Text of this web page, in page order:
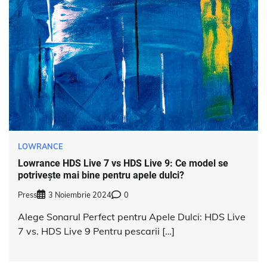
LOWRANCE
Lowrance HDS Live 7 vs HDS Live 9: Ce model se
potrivește mai bine pentru apele dulci?
Press 3 Noiembrie 2024 0
Alege Sonarul Perfect pentru Apele Dulci: HDS Live
7 vs. HDS Live 9 Pentru pescarii […]